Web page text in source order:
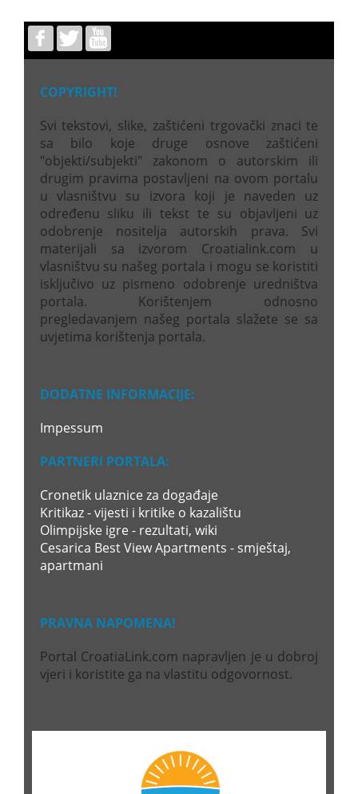
COPYRIGHT!
Svi tekstovi, slike, zaštićeni trgovački znaci te
sa bilo koje druge osnove zaštićeni
"objekti/subjekti" zakonom o autorskim ili
drugim pravima postavljeni na ovom portalu
u vlasništvu su izvora koji je naveden uz
određenu sliku ili tekst te su objavljeni uz
odobrenje nositelja autorskih prava. Svi
materijali sa izvorom Croatialink.com u
vlasništvu su našeg portala i mogu se koristiti
isključivo uz pismeno odobrenje uredništva
portala. Korištenjem odnosno
pregledavanjem našeg portala slažete se sa
uvjetima korištenja portala.
DODATNE INFORMACIJE:
Impessum
PARTNERI PORTALA:
Cronetik ulaznice za događaje
Kritikaz - vijesti i kritike o kazalištu
Olimpijske igre - rezultati, wiki
Cesarica Best View Apartments - smještaj,
apartmani
PRAVNA NAPOMENA!
Portal CroatiaLink.com napravljen je u dobroj
vjeri i koristite ga na vlastitu odgovornost.